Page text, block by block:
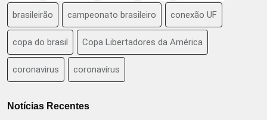
brasileirão campeonato brasileiro conexão UF
copa do brasil Copa Libertadores da América
coronavirus coronavírus
Notícias Recentes